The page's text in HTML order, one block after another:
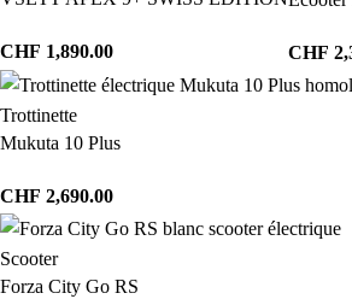
CHF 1,890.00 CHF
Trottinette
Mukuta 10 Plus
CHF 2,690.00
Scooter
Forza City Go RS